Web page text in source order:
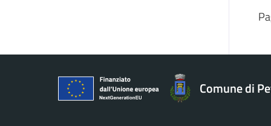
Comune di